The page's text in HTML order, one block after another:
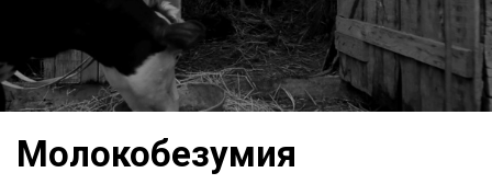
Молокобезумия